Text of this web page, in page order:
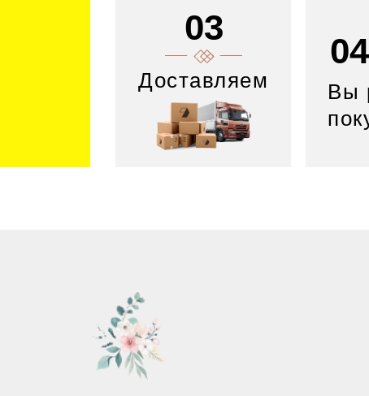
03
Доставляем
04
Вы